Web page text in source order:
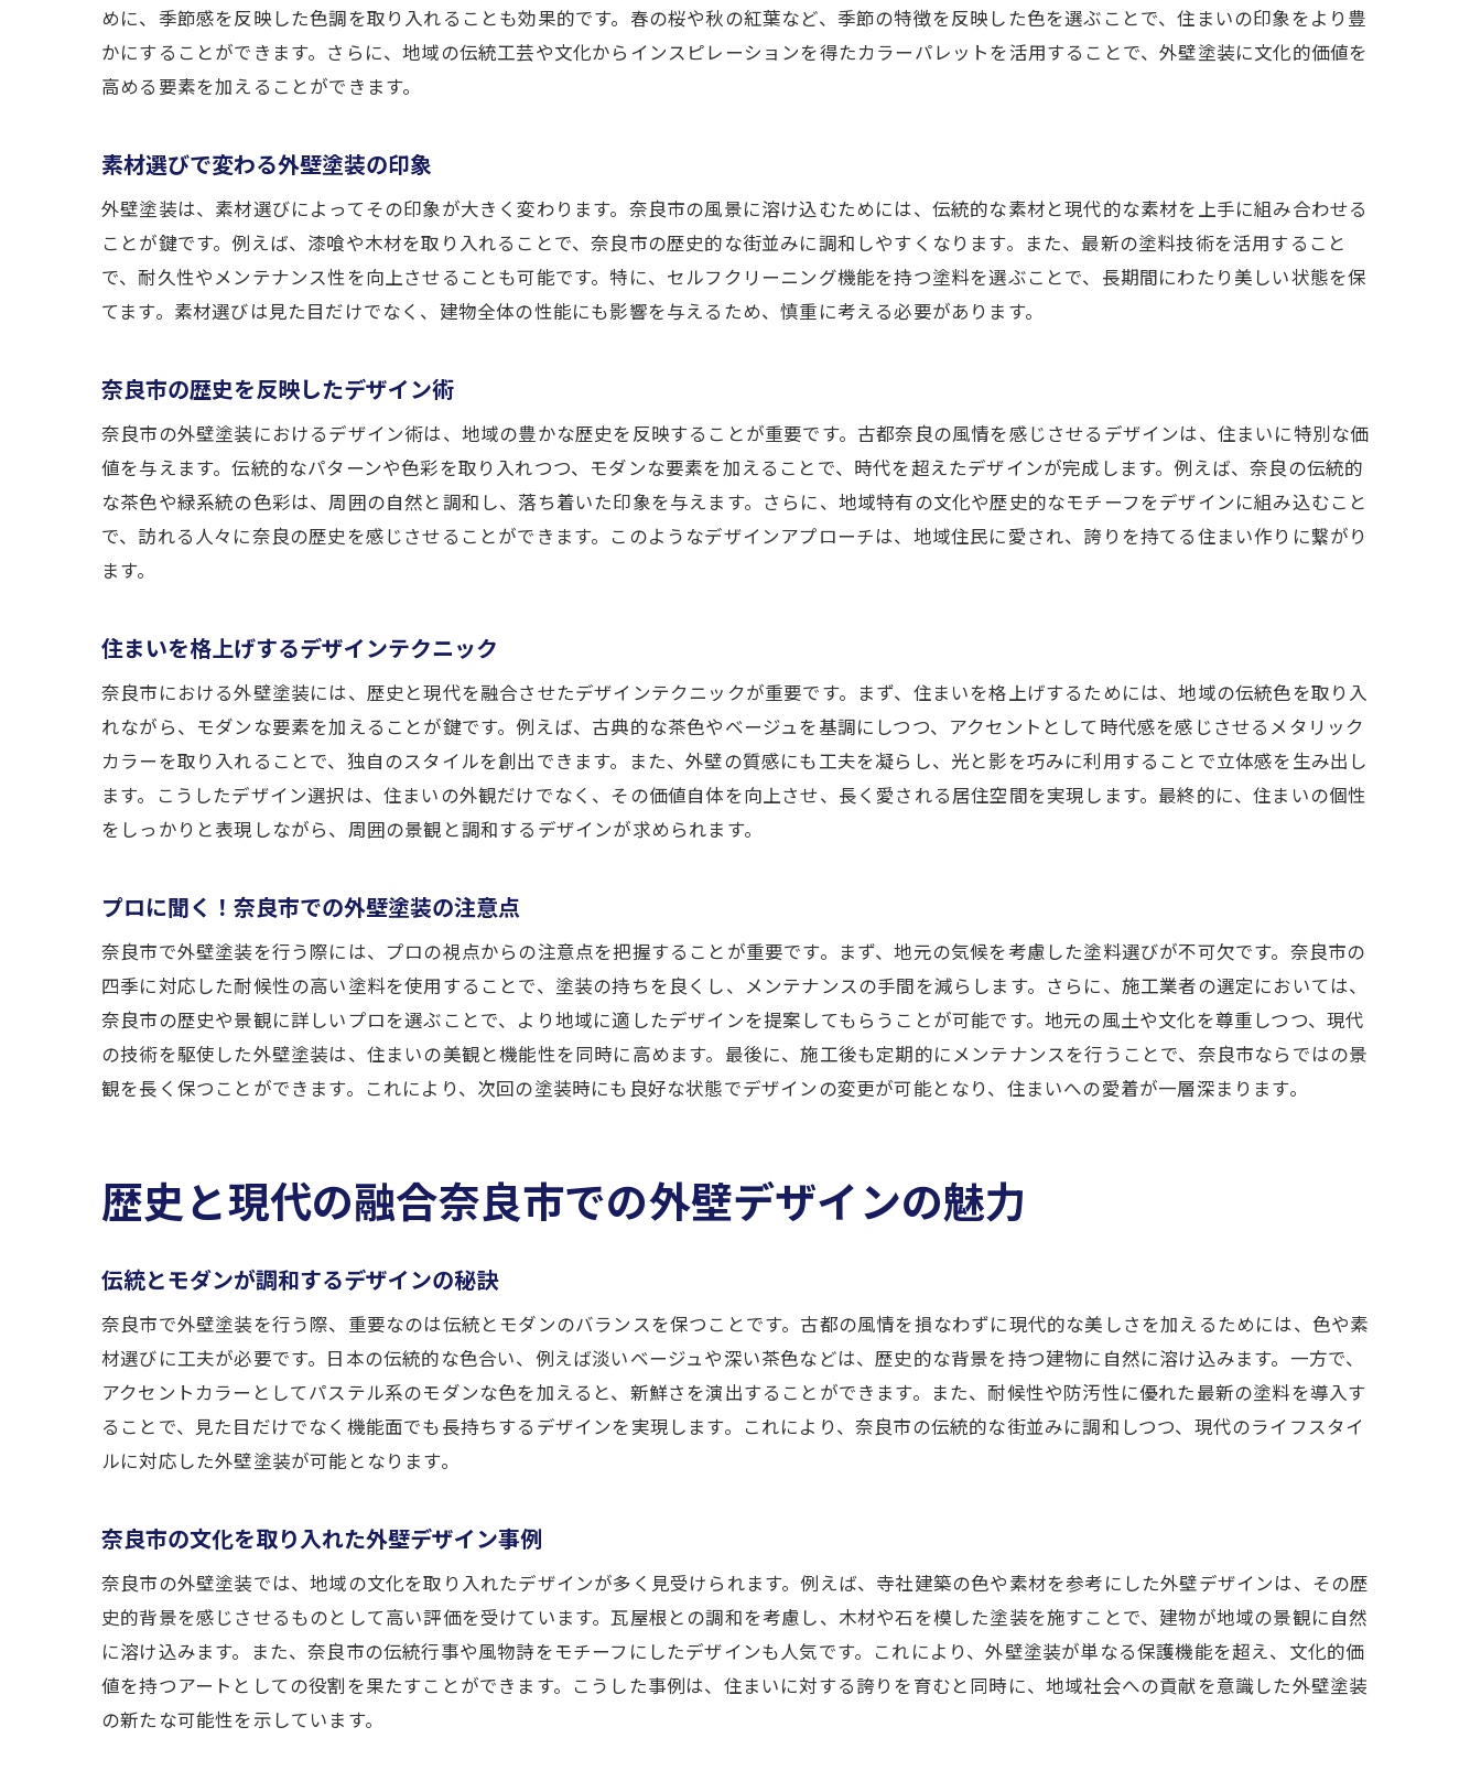
奈良市の街並みに合う外壁デザイン
古都に相応しい色彩とデザインの選定
奈良市の歴史を尊重した外壁塗装のポイント
風情を壊さないための塗装テクニック
古さと新しさを共存させるデザインの工夫
奈良市の住まいに最適な外壁塗装で誇れる空間を創造
地域文化を尊重した外壁塗装のアプローチ
奈良市での耐久性と美しさを兼ね備えた素材選び
プロが教える、誇り高き住まい作りの秘訣
伝統色と現代デザインが織りなす奈良市の外壁塗装
伝統色を活かしたモダンなデザインの創出
奈良市の景観に溶け込む色の選び方
現代的アプローチで魅力を引き出す方法
奈良市で人気の外壁塗装で住まいを一層引き立てる
最新の外壁塗装トレンドを奈良市で試す
住まいを引き立てるためのデザインアイデア
奈良市で選ばれる外壁塗装の特徴
魅力を引き出すための塗装の工夫
伝統的価値を守りながらのデザイン選択
地域の歴史を背景にした塗装のアプローチ
文化を感じられる住まいのデザインとは
外壁塗装で実現する心地よい住環境
めに、季節感を反映した色調を取り入れることも効果的です。春の桜や秋の紅葉など、季節の特徴を反映した色を選ぶことで、住まいの印象をより豊
かにすることができます。さらに、地域の伝統工芸や文化からインスピレーションを得たカラーパレットを活用することで、外壁塗装に文化的価値を
高める要素を加えることができます。
素材選びで変わる外壁塗装の印象
外壁塗装は、素材選びによってその印象が大きく変わります。奈良市の風景に溶け込むためには、伝統的な素材と現代的な素材を上手に組み合わせる
ことが鍵です。例えば、漆喰や木材を取り入れることで、奈良市の歴史的な街並みに調和しやすくなります。また、最新の塗料技術を活用すること
で、耐久性やメンテナンス性を向上させることも可能です。特に、セルフクリーニング機能を持つ塗料を選ぶことで、長期間にわたり美しい状態を保
てます。素材選びは見た目だけでなく、建物全体の性能にも影響を与えるため、慎重に考える必要があります。
奈良市の歴史を反映したデザイン術
奈良市の外壁塗装におけるデザイン術は、地域の豊かな歴史を反映することが重要です。古都奈良の風情を感じさせるデザインは、住まいに特別な価
値を与えます。伝統的なパターンや色彩を取り入れつつ、モダンな要素を加えることで、時代を超えたデザインが完成します。例えば、奈良の伝統的
な茶色や緑系統の色彩は、周囲の自然と調和し、落ち着いた印象を与えます。さらに、地域特有の文化や歴史的なモチーフをデザインに組み込むこと
で、訪れる人々に奈良の歴史を感じさせることができます。このようなデザインアプローチは、地域住民に愛され、誇りを持てる住まい作りに繋がり
ます。
住まいを格上げするデザインテクニック
奈良市における外壁塗装には、歴史と現代を融合させたデザインテクニックが重要です。まず、住まいを格上げするためには、地域の伝統色を取り入
れながら、モダンな要素を加えることが鍵です。例えば、古典的な茶色やベージュを基調にしつつ、アクセントとして時代感を感じさせるメタリック
カラーを取り入れることで、独自のスタイルを創出できます。また、外壁の質感にも工夫を凝らし、光と影を巧みに利用することで立体感を生み出し
ます。こうしたデザイン選択は、住まいの外観だけでなく、その価値自体を向上させ、長く愛される居住空間を実現します。最終的に、住まいの個性
をしっかりと表現しながら、周囲の景観と調和するデザインが求められます。
プロに聞く！奈良市での外壁塗装の注意点
奈良市で外壁塗装を行う際には、プロの視点からの注意点を把握することが重要です。まず、地元の気候を考慮した塗料選びが不可欠です。奈良市の
四季に対応した耐候性の高い塗料を使用することで、塗装の持ちを良くし、メンテナンスの手間を減らします。さらに、施工業者の選定においては、
奈良市の歴史や景観に詳しいプロを選ぶことで、より地域に適したデザインを提案してもらうことが可能です。地元の風土や文化を尊重しつつ、現代
の技術を駆使した外壁塗装は、住まいの美観と機能性を同時に高めます。最後に、施工後も定期的にメンテナンスを行うことで、奈良市ならではの景
観を長く保つことができます。これにより、次回の塗装時にも良好な状態でデザインの変更が可能となり、住まいへの愛着が一層深まります。
歴史と現代の融合奈良市での外壁デザインの魅力
伝統とモダンが調和するデザインの秘訣
奈良市で外壁塗装を行う際、重要なのは伝統とモダンのバランスを保つことです。古都の風情を損なわずに現代的な美しさを加えるためには、色や素
材選びに工夫が必要です。日本の伝統的な色合い、例えば淡いベージュや深い茶色などは、歴史的な背景を持つ建物に自然に溶け込みます。一方で、
アクセントカラーとしてパステル系のモダンな色を加えると、新鮮さを演出することができます。また、耐候性や防汚性に優れた最新の塗料を導入す
ることで、見た目だけでなく機能面でも長持ちするデザインを実現します。これにより、奈良市の伝統的な街並みに調和しつつ、現代のライフスタイ
ルに対応した外壁塗装が可能となります。
奈良市の文化を取り入れた外壁デザイン事例
奈良市の外壁塗装では、地域の文化を取り入れたデザインが多く見受けられます。例えば、寺社建築の色や素材を参考にした外壁デザインは、その歴
史的背景を感じさせるものとして高い評価を受けています。瓦屋根との調和を考慮し、木材や石を模した塗装を施すことで、建物が地域の景観に自然
に溶け込みます。また、奈良市の伝統行事や風物詩をモチーフにしたデザインも人気です。これにより、外壁塗装が単なる保護機能を超え、文化的価
値を持つアートとしての役割を果たすことができます。こうした事例は、住まいに対する誇りを育むと同時に、地域社会への貢献を意識した外壁塗装
の新たな可能性を示しています。